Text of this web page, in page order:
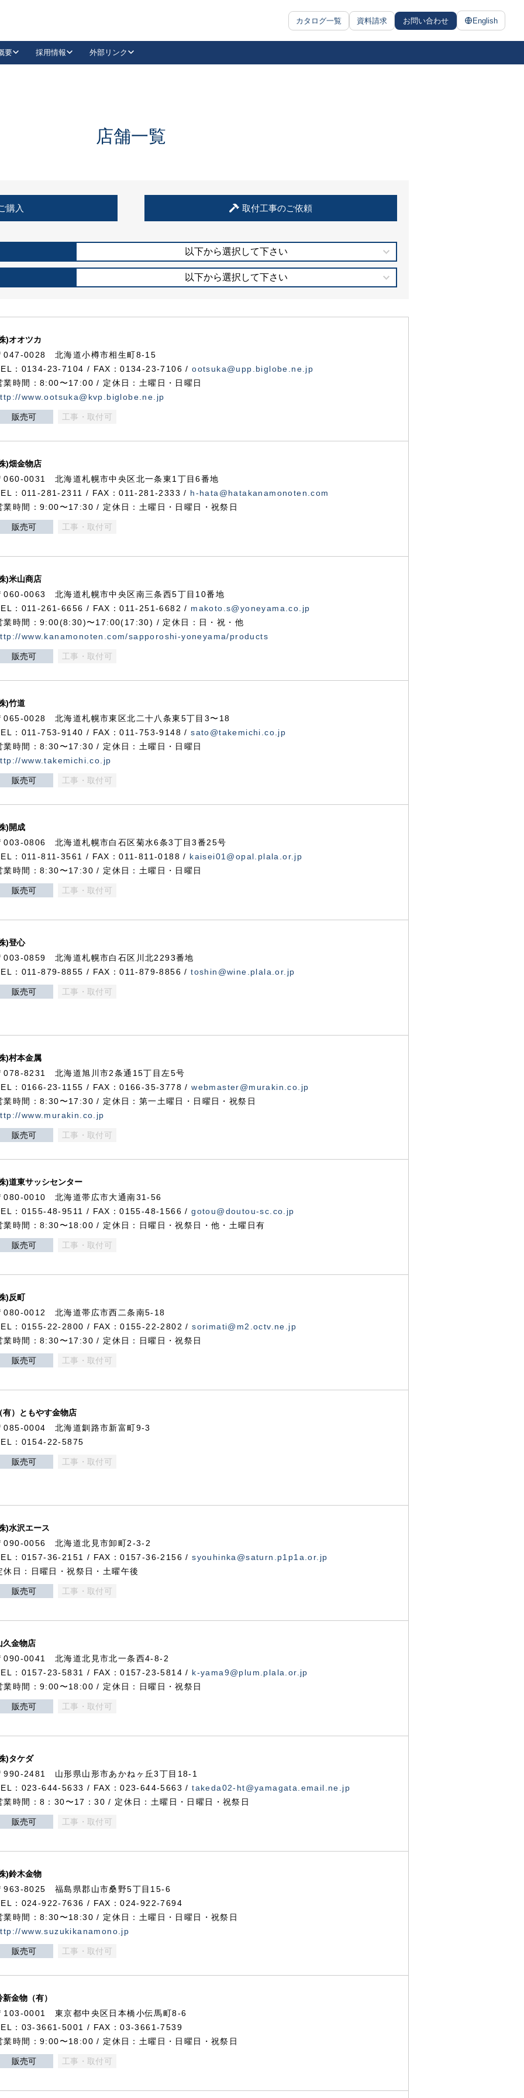
カタログ一覧 資料請求 お問い合わせ English
抗ウイルス・抗菌製品
要 採用情報 外部リンク
LinkedIn
住宅使用部材標準化推進協議会
店舗一覧
購入 取付工事のご依頼
以下から選択して下さい
以下から選択して下さい
)オオツカ
047-0028 北海道小樽市相生町8-15
：0134-23-7104 / FAX：0134-23-7106 /ootsuka@upp.biglobe.ne.jp
業時間：8:00〜17:00 / 定休日：土曜日・日曜日
www.ootsuka@kvp.biglobe.ne.jp
販売可 工事・取付可
)畑金物店
060-0031 北海道札幌市中央区北一条東1丁目6番地
：011-281-2311 / FAX：011-281-2333 / h-hata@hatakanamonoten.com
業時間：9:00〜17:30 / 定休日：土曜日・日曜日・祝祭日
販売可 工事・取付可
)米山商店
060-0063 北海道札幌市中央区南三条西5丁目10番地
：011-261-6656 / FAX：011-251-6682 / makoto.s@yoneyama.co.jp
業時間：9:00(8:30)〜17:00(17:30) / 定休日：日・祝・他
www.kanamonoten.com/sapporoshi-yoneyama/products
販売可 工事・取付可
)竹道
065-0028 北海道札幌市東区北二十八条東5丁目3〜18
：011-753-9140 / FAX：011-753-9148 /sato@takemichi.co.jp
業時間：8:30〜17:30 / 定休日：土曜日・日曜日
www.takemichi.co.jp
販売可 工事・取付可
)開成
003-0806 北海道札幌市白石区菊水6条3丁目3番25号
：011-811-3561 / FAX：011-811-0188 / kaisei01@opal.plala.or.jp
業時間：8:30〜17:30 / 定休日：土曜日・日曜日
販売可 工事・取付可
)登心
003-0859 北海道札幌市白石区川北2293番地
：011-879-8855 / FAX：011-879-8856 /toshin@wine.plala.or.jp
販売可 工事・取付可
)村本金属
078-8231 北海道旭川市2条通15丁目左5号
：0166-23-1155 / FAX：0166-35-3778 /webmaster@murakin.co.jp
業時間：8:30〜17:30 / 定休日：第一土曜日・日曜日・祝祭日
www.murakin.co.jp
販売可 工事・取付可
)道東サッシセンター
080-0010 北海道帯広市大通南31-56
：0155-48-9511 / FAX：0155-48-1566 /gotou@doutou-sc.co.jp
業時間：8:30〜18:00 / 定休日：日曜日・祝祭日・他・土曜日有
販売可 工事・取付可
)反町
080-0012 北海道帯広市西二条南5-18
：0155-22-2800 / FAX：0155-22-2802 /sorimati@m2.octv.ne.jp
業時間：8:30〜17:30 / 定休日：日曜日・祝祭日
販売可 工事・取付可
有）ともやす金物店
085-0004 北海道釧路市新富町9-3
：0154-22-5875
販売可 工事・取付可
)水沢エース
090-0056 北海道北見市卸町2-3-2
：0157-36-2151 / FAX：0157-36-2156 /syouhinka@saturn.p1p1a.or.jp
休日：日曜日・祝祭日・土曜午後
販売可 工事・取付可
久金物店
090-0041 北海道北見市北一条西4-8-2
：0157-23-5831 / FAX：0157-23-5814 / k-yama9@plum.plala.or.jp
業時間：9:00〜18:00 / 定休日：日曜日・祝祭日
販売可 工事・取付可
)タケダ
990-2481 山形県山形市あかねヶ丘3丁目18-1
：023-644-5633 / FAX：023-644-5663 /takeda02-ht@yamagata.email.ne.jp
業時間：8：30〜17：30 / 定休日：土曜日・日曜日・祝祭日
販売可 工事・取付可
)鈴木金物
963-8025 福島県郡山市桑野5丁目15-6
：024-922-7636 / FAX：024-922-7694
業時間：8:30〜18:30 / 定休日：土曜日・日曜日・祝祭日
www.suzukikanamono.jp
販売可 工事・取付可
新金物（有）
103-0001 東京都中央区日本橋小伝馬町8-6
：03-3661-5001 / FAX：03-3661-7539
業時間：9:00〜18:00 / 定休日：土曜日・日曜日・祝祭日
販売可 工事・取付可